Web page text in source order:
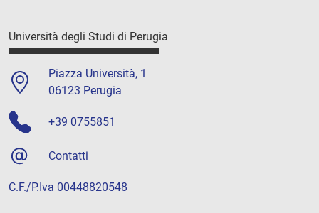
Università degli Studi di Perugia
Piazza Università, 1
06123 Perugia
+39 0755851
Contatti
C.F./P.Iva 00448820548